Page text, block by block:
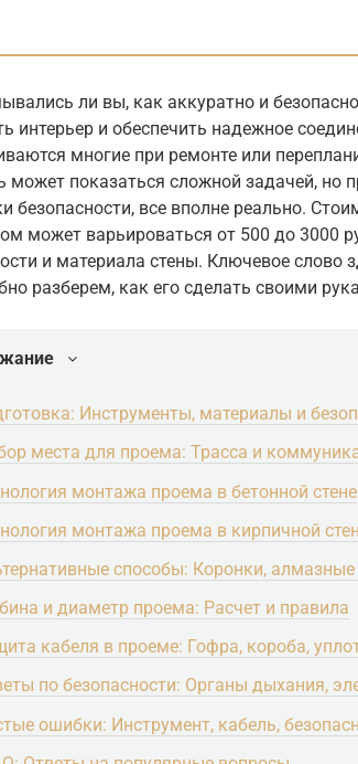
ли вы, как аккуратно и
интерьер и обеспечить надежное
многие при ремонте или
может показаться сложной задачей, но
безопасности, все вполне реально.
может варьироваться от 500 до 3000
и материала стены. Ключевое слово
разберем, как его сделать своими
Инструменты, материалы и
места для проема: Трасса и
монтажа проема в бетонной стене
монтажа проема в кирпичной
способы: Коронки,
и диаметр проема: Расчет и правила
кабеля в проеме: Гофра, короба,
по безопасности: Органы дыхания,
ошибки: Инструмент, кабель,